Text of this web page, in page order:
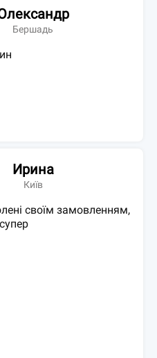
Бершадь
Ирина
Київ
своїм замовленням,